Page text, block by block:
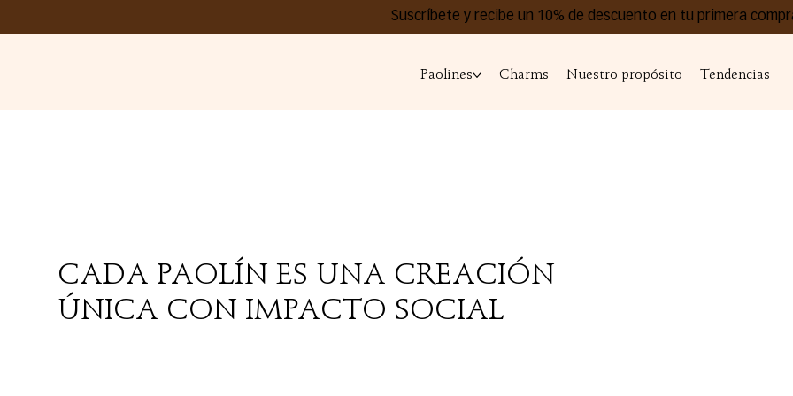
Paolines Charms Nuestro propósito Tendencias
Suscríbete y recibe un 10% de descuento en tu primera
CADA PAOLÍN ES UNA CREACIÓN
ÚNICA CON IMPACTO SOCIAL